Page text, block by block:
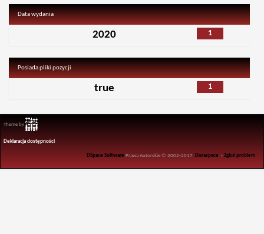
Data wydania
1
2020
Posiada pliki pozycji
1
true
Theme by
Deklaracja dostępności
DSpace Software Prawa Autorskie © 2002-2017 Duraspace -Zgłoś problem